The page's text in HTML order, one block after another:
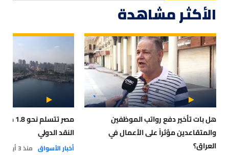
الأكثر مشاهدة
هل بات تأخير دفع رواتب الموظفين
والمتقاعدين مؤثراً على الأعمال في
العراق؟
مصر
النقد الدولي
أخبار الأسواق منذ 3 أيام